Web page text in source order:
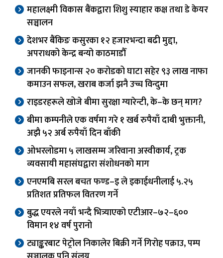
महालक्ष्मी विकास बैंकद्वारा शिशु स्याहार कक्ष तथा डे केयर
सञ्चालन
देशभर बैंकिङ कसुरका १२ हजारभन्दा बढी मुद्दा,
अपराधको केन्द्र बन्यो काठमाडौँ
जानकी फाइनान्स २० करोडको घाटा सहेर ९३ लाख नाफा
कमाउन सफल, खराब कर्जा झनै उच्च विन्दुमा
राइडरहरूले खोजे बीमा सुरक्षा ग्यारेन्टी, के–के छन् माग?
बीमा कम्पनीले एक वर्षमा गरे १ खर्ब रुपैयाँ दाबी भुक्तानी,
अझै ५२ अर्ब रुपैयाँ दिन बाँकी
ओभरलोडमा ५ लाखसम्म जरिवाना अस्वीकार्य, ट्रक
व्यवसायी महासंघद्वारा संशोधनको माग
एनएमबि सरल बचत फण्ड–इ ले इकाईधनीलाई ५.२५
प्रतिशत प्रतिफल वितरण गर्ने
बुद्ध एयरले नयाँ भन्दै भित्र्याएको एटीआर–७२–६००
विमान १४ वर्ष पुरानो
ट्याङ्करबाट पेट्रोल निकालेर बिक्री गर्ने गिरोह पक्राउ, पम्प